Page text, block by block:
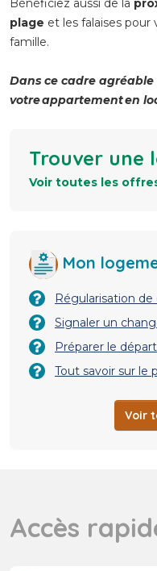
Bénéficiez aussi de la
plage et les falaises pour
famille.
Dans ce cadre
votre appartement en
Trouver une
Voir toutes les
Mon
Régularisation
Signaler un
Préparer le
Tout savoir sur le
Voir
Accès